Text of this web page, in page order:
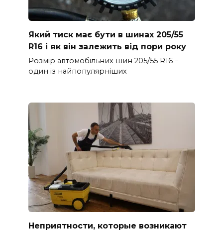
Який тиск має бути в шинах 205/55
R16 і як він залежить від пори року
Розмір автомобільних шин 205/55 R16 –
один із найпопулярніших
Неприятности, которые возникают